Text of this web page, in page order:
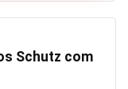
Schutz com